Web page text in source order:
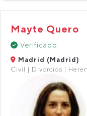
Mayte Quero
Verificado
Madrid (Madrid)
Civil | Divorcios |